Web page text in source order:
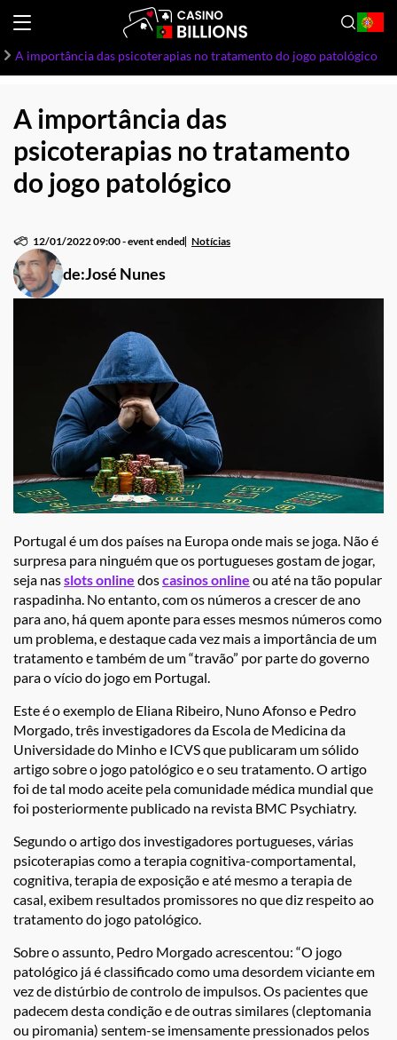
A importância das psicoterapias no tratamento do jogo patológico
A importância das
psicoterapias no tratamento
do jogo patológico
de:José Nunes
12/01/2022 09:00-event ended Notícias
Portugal é um dos países na Europa onde mais se joga. Não é
surpresa para ninguém que os portugueses gostam de jogar,
seja nasslots online doscasinos online ou até na tão popular
raspadinha. No entanto, com os números a crescer de ano
para ano, há quem aponte para esses mesmos números como
um problema, e destaque cada vez mais a importância de um
tratamento e também de um “travão” por parte do governo
para o vício do jogo em Portugal.
Este é o exemplo de Eliana Ribeiro, Nuno Afonso e Pedro
Morgado, três investigadores da Escola de Medicina da
Universidade do Minho e ICVS que publicaram um sólido
artigo sobre o jogo patológico e o seu tratamento. O artigo
foi de tal modo aceite pela comunidade médica mundial que
foi posteriormente publicado na revista BMC Psychiatry.
Segundo o artigo dos investigadores portugueses, várias
psicoterapias como a terapia cognitiva-comportamental,
cognitiva, terapia de exposição e até mesmo a terapia de
casal, exibem resultados promissores no que diz respeito ao
tratamento do jogo patológico.
Sobre o assunto, Pedro Morgado acrescentou: “O jogo
patológico já é classificado como uma desordem viciante em
vez de distúrbio de controlo de impulsos. Os pacientes que
padecem desta condição e de outras similares (cleptomania
ou piromania) sentem-se imensamente pressionados pelos